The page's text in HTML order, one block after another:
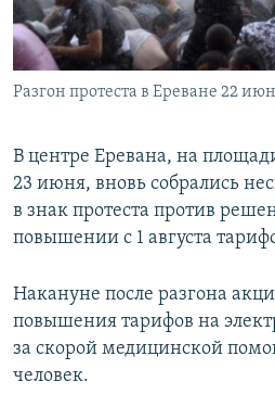
ПОБЕДИТЕЛЕЙ НЕ СУДЯТ?
КРЫМ.НЕПОКОРЕННЫЙ
ELIFBE
ПРИСОЕДИНЯЙТЕСЬ!
Все сайты RFE/RL
Разгон протеста в Ереване 22
В центре Еревана, на
23 июня, вновь собрались
в знак протеста против
повышении с 1 августа
Накануне после разгона
повышения тарифов на
за скорой медицинской
человек.